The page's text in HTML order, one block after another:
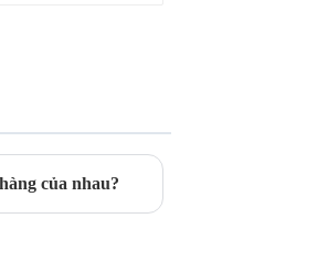
của nhau?